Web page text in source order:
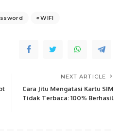
WIFI
NEXT ARTICLE
Cara Jitu Mengatasi Kartu SIM
Tidak Terbaca: 100% Berhasil